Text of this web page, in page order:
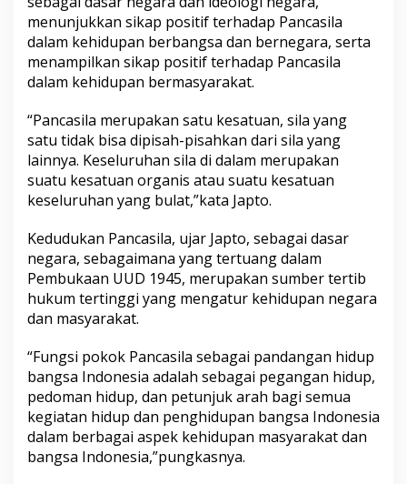
a
i
G
e
u
g
L
a
t
e
a
R
i
d
u
n
i
menunjukkan sikap positif terhadap Pancasila
dalam kehidupan berbangsa dan bernegara, serta
menampilkan sikap positif terhadap Pancasila
dalam kehidupan bermasyarakat.
“Pancasila merupakan satu kesatuan, sila yang
satu tidak bisa dipisah-pisahkan dari sila yang
lainnya. Keseluruhan sila di dalam merupakan
suatu kesatuan organis atau suatu kesatuan
keseluruhan yang bulat,”kata Japto.
Kedudukan Pancasila, ujar Japto, sebagai dasar
negara, sebagaimana yang tertuang dalam
Pembukaan UUD 1945, merupakan sumber tertib
hukum tertinggi yang mengatur kehidupan negara
dan masyarakat.
“Fungsi pokok Pancasila sebagai pandangan hidup
bangsa Indonesia adalah sebagai pegangan hidup,
pedoman hidup, dan petunjuk arah bagi semua
kegiatan hidup dan penghidupan bangsa Indonesia
dalam berbagai aspek kehidupan masyarakat dan
bangsa Indonesia,”pungkasnya.